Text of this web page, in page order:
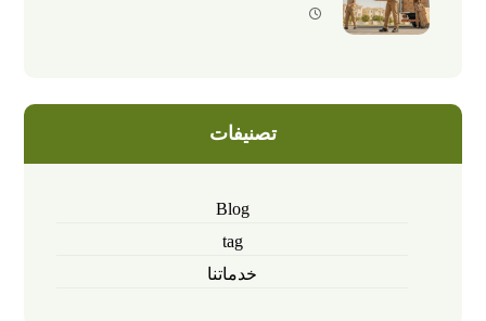
تصنيفات
Blog
tag
خدماتنا